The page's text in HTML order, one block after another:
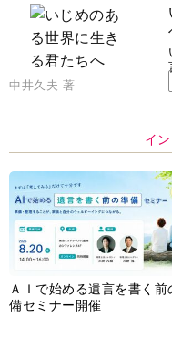
中井久夫 著
イ
ＡＩで始める遺言を書く前
備セミナー開催